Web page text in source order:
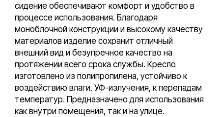
сидение обеспечивают комфорт и удобство в
процессе использования. Благодаря
моноблочной конструкции и высокому качеству
материалов изделие сохранит отличный
внешний вид и безупречное качество на
протяжении всего срока службы. Кресло
изготовлено из полипропилена, устойчиво к
воздействию влаги, УФ-излучения, к перепадам
температур. Предназначено для использования
как внутри помещения, так и на улице.